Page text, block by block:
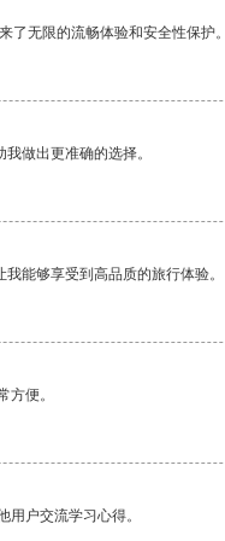
了无限的流畅体验和安全性保护
做出更准确的选择。
能够享受到高品质的旅行体验。
方便。
户交流学习心得。